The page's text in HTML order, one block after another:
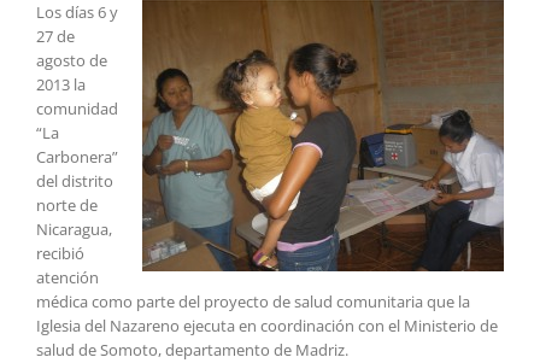
Los días 6 y
27 de
agosto de
2013 la
comunidad
“La
Carbonera”
del distrito
norte de
Nicaragua,
recibió
atención
médica como parte del proyecto de salud comunitaria que la
Iglesia del Nazareno ejecuta en coordinación con el Ministerio de
salud de Somoto, departamento de Madriz.